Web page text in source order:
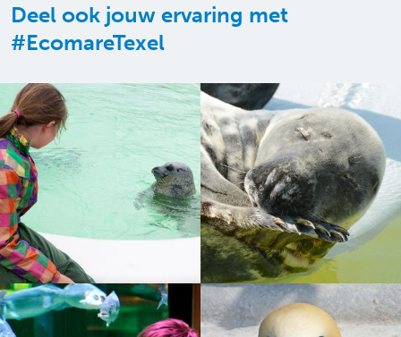
Deel ook jouw ervaring met
#EcomareTexel